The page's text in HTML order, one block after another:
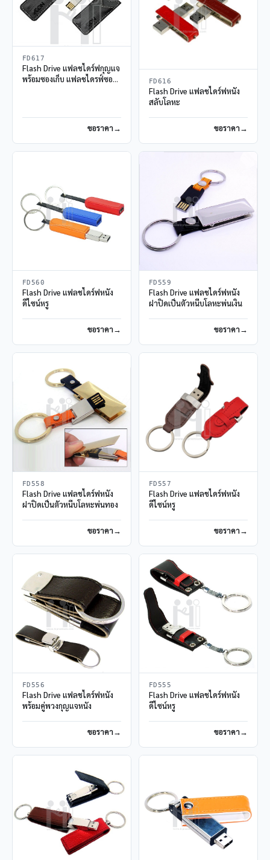
FD617
Flash Drive แฟลชไดร์ฟกุญแจ
พร้อมซองเก็บ แฟลชไดรฟ์ซอง
ขอราคา
FD616
Flash Drive แฟลชไดร์ฟหนัง
สลับโลหะ
ขอราคา
FD560
Flash Drive แฟลชไดร์ฟหนัง
ดีไซน์หรู
ขอราคา
FD559
Flash Drive แฟลชไดร์ฟหนัง
ฝาปิดเป็นตัวหนีบโลหะพ่นเงิน
ขอราคา
FD558
Flash Drive แฟลชไดร์ฟหนัง
ฝาปิดเป็นตัวหนีบโลหะพ่นทอง
ขอราคา
FD557
Flash Drive แฟลชไดร์ฟหนัง
ดีไซน์หรู
ขอราคา
FD556
Flash Drive แฟลชไดร์ฟหนัง
พร้อมคู่พวงกุญแจหนัง
ขอราคา
FD555
Flash Drive แฟลชไดร์ฟหนัง
ดีไซน์หรู
ขอราคา